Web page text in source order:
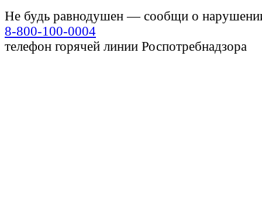
Не будь равнодушен — сообщи о
8-800-100-0004
телефон горячей линии Роспотребнадзора